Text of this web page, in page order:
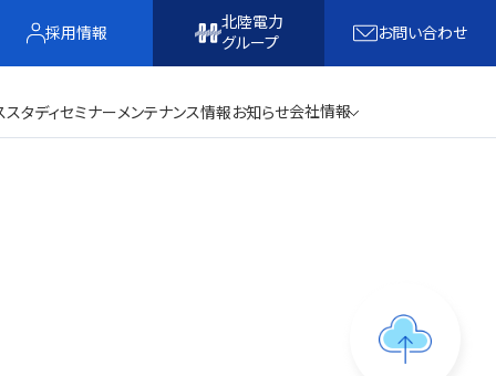
採用情報
北陸電力
グループ
お問い合わせ
スタディセミナーメンテナンス情報お知らせ会社情報